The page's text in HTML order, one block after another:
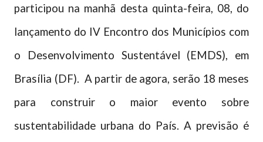
participou na manhã desta quinta-feira, 08, do
lançamento do IV Encontro dos Municípios com
o Desenvolvimento Sustentável (EMDS), em
Brasília (DF). A partir de agora, serão 18 meses
para construir o maior evento sobre
sustentabilidade urbana do País. A previsão é